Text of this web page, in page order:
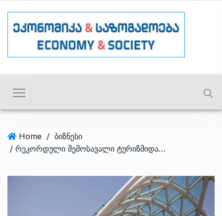
Home / ბიზნესი
/ რეკორდული შემოსავალი ტურიზმიდან – რომელი ქვეყნის ვიზიტორებმა დახარჯეს ყველაზე მეტი საქართველოში